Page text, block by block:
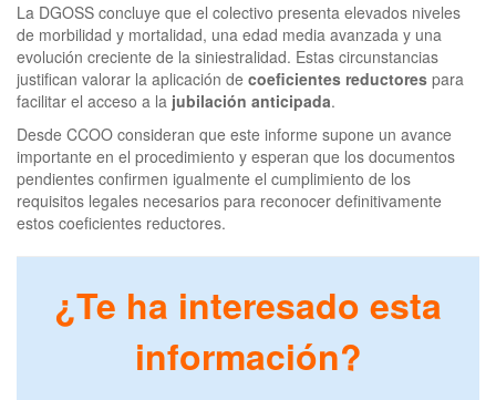
La DGOSS concluye que el colectivo presenta elevados niveles
de morbilidad y mortalidad, una edad media avanzada y una
evolución creciente de la siniestralidad. Estas circunstancias
justifican valorar la aplicación de coeficientes reductores para
facilitar el acceso a la jubilación anticipada.
Desde CCOO consideran que este informe supone un avance
importante en el procedimiento y esperan que los documentos
pendientes confirmen igualmente el cumplimiento de los
requisitos legales necesarios para reconocer definitivamente
estos coeficientes reductores.
¿Te ha interesado esta
información?